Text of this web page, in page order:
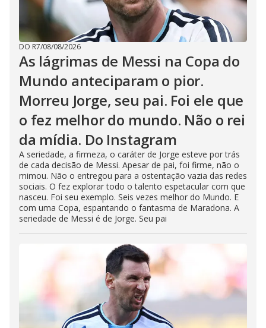
DO R7/08/08/2026
As lágrimas de Messi na Copa do
Mundo anteciparam o pior.
Morreu Jorge, seu pai. Foi ele que
o fez melhor do mundo. Não o rei
da mídia. Do Instagram
A seriedade, a firmeza, o caráter de Jorge esteve por trás
de cada decisão de Messi. Apesar de pai, foi firme, não o
mimou. Não o entregou para a ostentação vazia das redes
sociais. O fez explorar todo o talento espetacular com que
nasceu. Foi seu exemplo. Seis vezes melhor do Mundo. E
com uma Copa, espantando o fantasma de Maradona. A
seriedade de Messi é de Jorge. Seu pai